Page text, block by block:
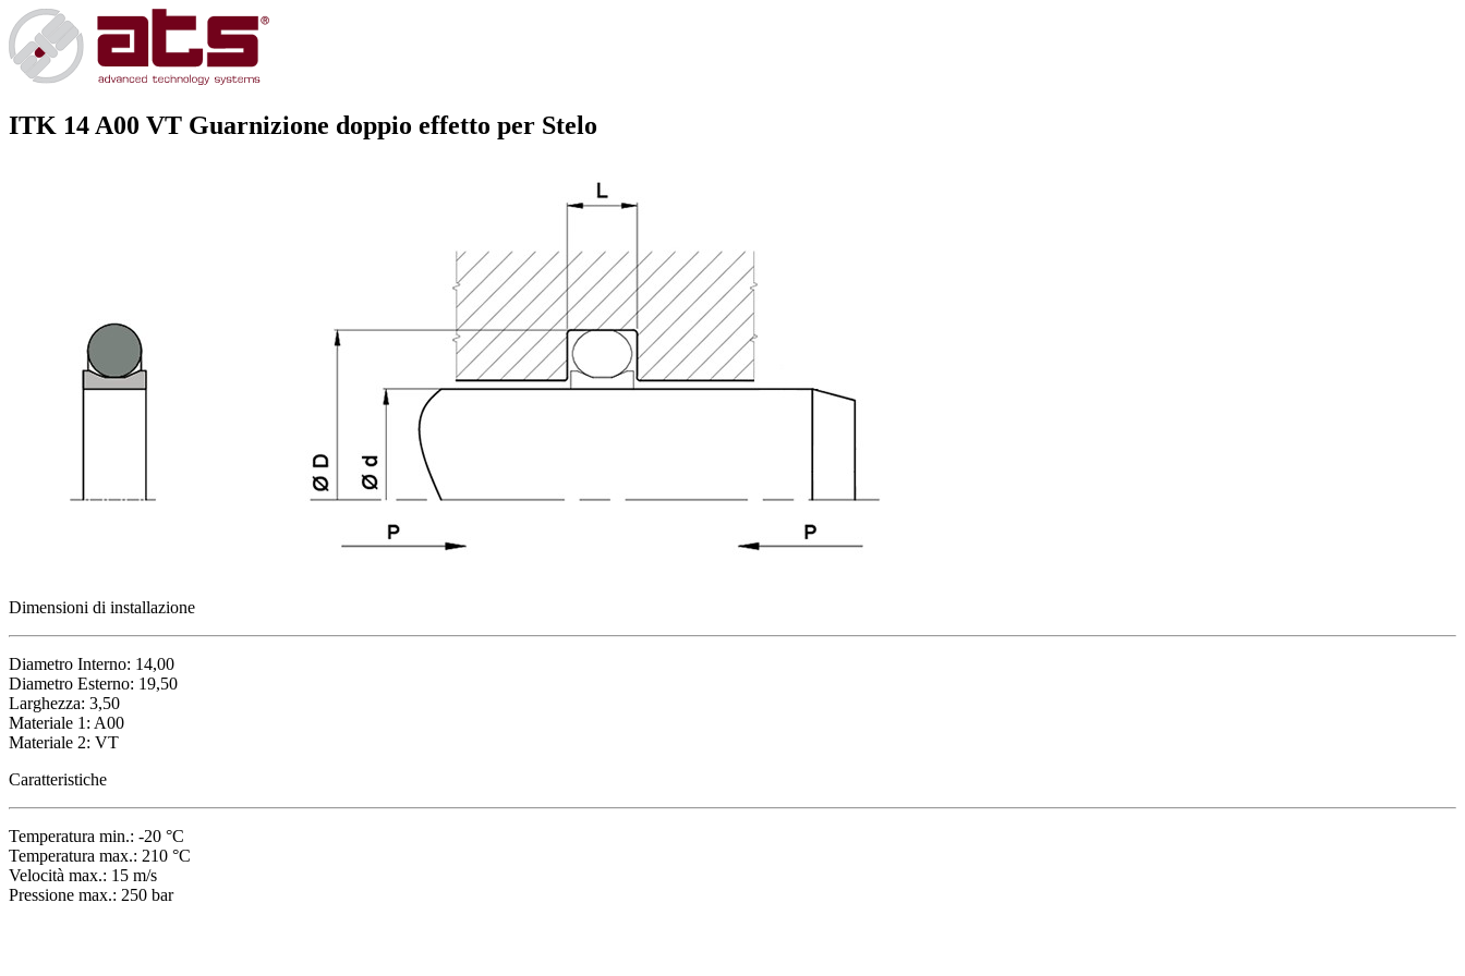
ITK 14 A00 VT Guarnizione doppio effetto per Stelo
Dimensioni di installazione
Diametro Interno: 14,00
Diametro Esterno: 19,50
Larghezza: 3,50
Materiale 1: A00
Materiale 2: VT
Caratteristiche
Temperatura min.: -20 °C
Temperatura max.: 210 °C
Velocità max.: 15 m/s
Pressione max.: 250 bar